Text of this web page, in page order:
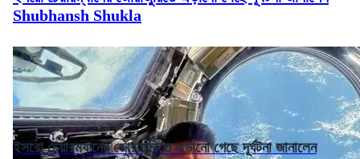
Shubhansh Shukla
ইসরো চেয়ারম্যানের জোরাজুরিতে এড়ানো গেছে দূর্ঘটনা জানালেন